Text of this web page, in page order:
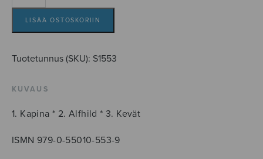
mieskuoroa
Lauri
Viidan
LISÄÄ OSTOSKORIIN
Tuotetunnus (SKU): S1553
KUVAUS
1. Kapina * 2. Alfhild * 3. Kevät
ISMN 979-0-55010-553-9